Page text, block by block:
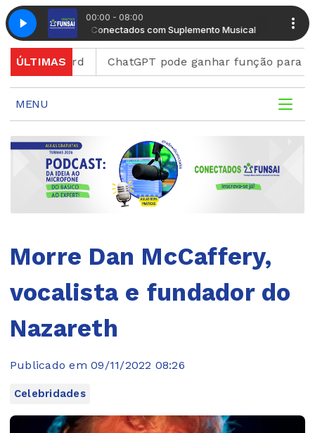
00:00 - 08:00
Manhã Conectados com Suplemento Musical Manhã
ÚLTIMAS ChatGPT pode ganhar função para criar
MENU
Morre Dan McCaffery,
vocalista e fundador do
Nazareth
Publicado em 09/11/2022 08:26
Celebridades